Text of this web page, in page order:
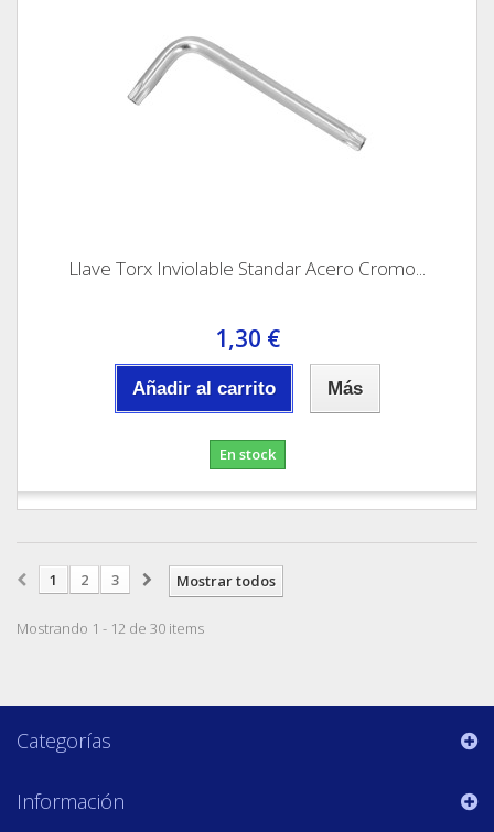
Llave Torx Inviolable Standar Acero Cromo...
1,30 €
Añadir al carrito Más
En stock
Mostrar todos
1 2 3
Mostrando 1 - 12 de 30 items
Categorías
Información